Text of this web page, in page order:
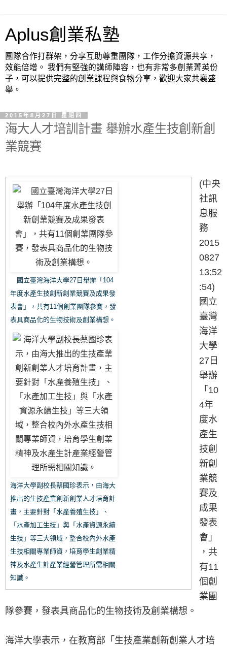
Aplus創業私塾
團隊合作打群架，分享互助尊重團隊，工作分擔資源共享，
效能倍增。 我們有堅強的講師陣容，也有非常多創業菁英份
子，可以提供完整的創業課程與食物分享，歡迎大家共襄盛
舉。
2015年8月27日 星期四
海大人才培訓計畫 舉辦水產生技創新創
業競賽
國立臺灣海洋大學27日舉辦「104
年度水產生技創新創業競賽及成果發
表會」，共有11個創業團隊參賽，發
表具商品化的生物技術及創業構想。
海洋大學副校長蔡國珍表示，由海大
推出的生技產業創新創業人才培育計
畫，主要針對「水產養殖生技」、
「水產加工生技」與「水產資源永續
生技」等三大領域，整合校內外水產
生技相關專業師資，培育學生創業精
神及水產生計產業經營管理所需相關
知識。
(中央
社訊
息服
務
2015
0827
13:52
:54)
國立
臺灣
海洋
大學
27日
舉辦
「10
4年
度水
產生
技創
新創
業競
賽及
成果
發表
會」
，共
有11
個創
業團
隊參賽，發表具商品化的生物技術及創業構想。
海洋大學表示，在教育部「生技產業創新創業人才培